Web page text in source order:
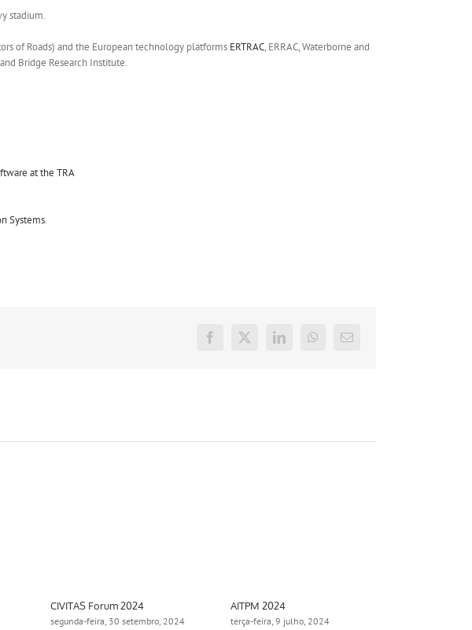
stadium.
of Roads) and the European technology platforms ERTRAC, ERRAC, Waterborne and
Bridge Research Institute.
Systems.
Facebook
X LinkedInWhatsApp
E-
CIVITAS Forum 2024
segunda-feira, 30 setembro, 2024
AITPM 2024
terça-feira, 9 julho, 2024